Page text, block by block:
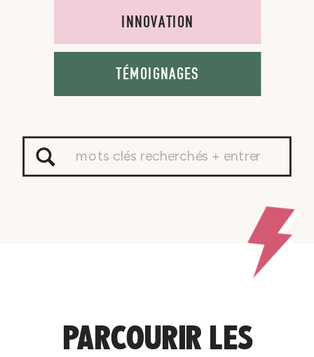
INNOVATION
Search
TÉMOIGNAGES
PARCOURIR LES